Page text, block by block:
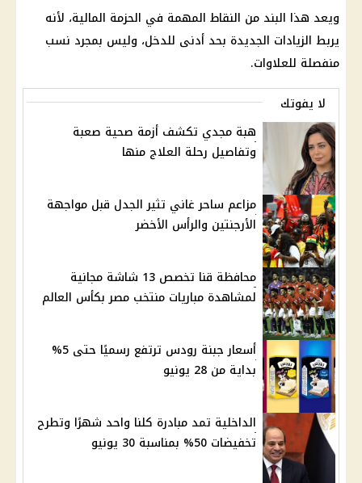
ويعد هذا البند من النقاط المهمة في الحزمة المالية، لأنه
يربط الزيادات الجديدة بحد أدنى للدخل، وليس بمجرد نسب
منفصلة للعلاوات.
لا يفوتك
هبة مجدي تكشف أزمة صحية صعبة
وتفاصيل رحلة العلاج منها
مزاعم ساحر غاني تثير الجدل قبل مواجهة
الأرجنتين والرأس الأخضر
محافظة قنا تخصص 13 شاشة مجانية
لمشاهدة مباريات منتخب مصر بكأس العالم
أسعار جبنة رودس ترتفع رسميًا حتى 5%
بداية من 28 يونيو
الداخلية تمد مبادرة كلنا واحد شهرًا وتطرح
تخفيضات 50% بمناسبة 30 يونيو